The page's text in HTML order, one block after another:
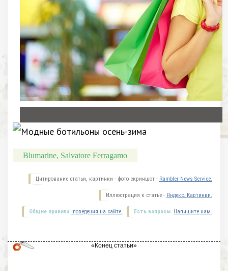
Blumarine, Salvatore Ferragamo
Цитирование статьи, картинки - фото скриншот - Rambler News Service.
Иллюстрация к статье - Яндекс. Картинки.
Есть вопросы. Напишите нам.
Общие правила поведения на сайте.